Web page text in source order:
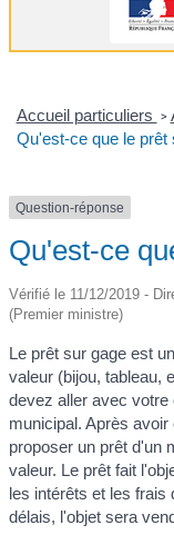
Accueil particuliers >
Qu'est-ce que le prêt
Question-réponse
Qu'est-ce
Vérifié le 11/12/2019 -
(Premier ministre)
Le prêt sur gage est
valeur (bijou, tableau,
devez aller avec votre
municipal. Après
proposer un prêt d'un
valeur. Le prêt fait
les intérêts et les
délais, l'objet sera